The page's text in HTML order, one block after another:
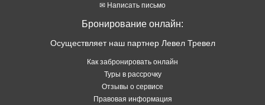
✉ Написать письмо
Бронирование онлайн:
Осуществляет наш партнер Левел Тревел
Как забронировать онлайн
Туры в рассрочку
Отзывы о сервисе
Правовая информация